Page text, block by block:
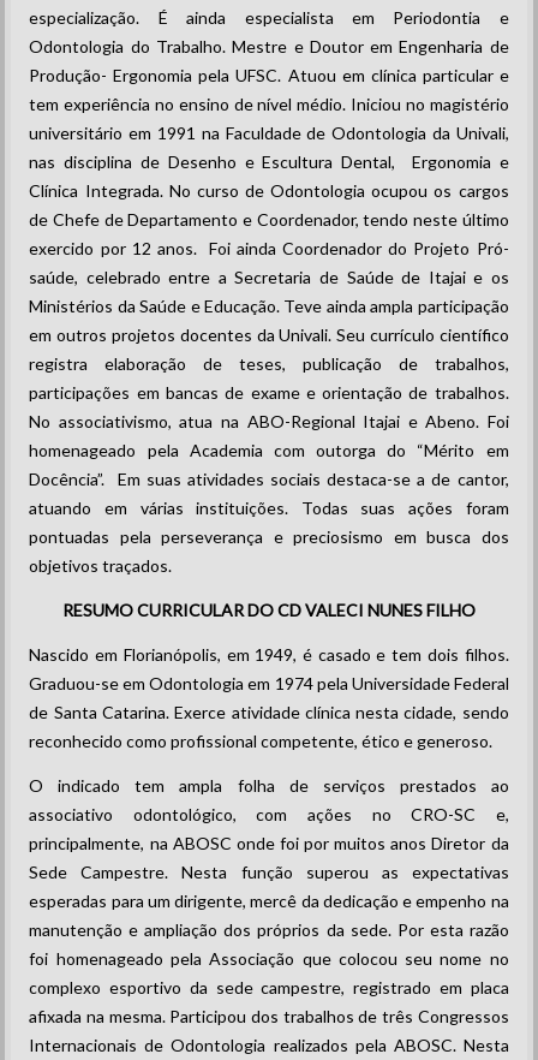
especialização. É ainda especialista em Periodontia e
Odontologia do Trabalho. Mestre e Doutor em Engenharia de
Produção- Ergonomia pela UFSC. Atuou em clínica particular e
tem experiência no ensino de nível médio. Iniciou no magistério
universitário em 1991 na Faculdade de Odontologia da Univali,
nas disciplina de Desenho e Escultura Dental, Ergonomia e
Clínica Integrada. No curso de Odontologia ocupou os cargos
de Chefe de Departamento e Coordenador, tendo neste último
exercido por 12 anos. Foi ainda Coordenador do Projeto Pró-
saúde, celebrado entre a Secretaria de Saúde de Itajai e os
Ministérios da Saúde e Educação. Teve ainda ampla participação
em outros projetos docentes da Univali. Seu currículo científico
registra elaboração de teses, publicação de trabalhos,
participações em bancas de exame e orientação de trabalhos.
No associativismo, atua na ABO-Regional Itajai e Abeno. Foi
homenageado pela Academia com outorga do “Mérito em
Docência”. Em suas atividades sociais destaca-se a de cantor,
atuando em várias instituições. Todas suas ações foram
pontuadas pela perseverança e preciosismo em busca dos
objetivos traçados.
RESUMO CURRICULAR DO CD VALECI NUNES FILHO
Nascido em Florianópolis, em 1949, é casado e tem dois filhos.
Graduou-se em Odontologia em 1974 pela Universidade Federal
de Santa Catarina. Exerce atividade clínica nesta cidade, sendo
reconhecido como profissional competente, ético e generoso.
O indicado tem ampla folha de serviços prestados ao
associativo odontológico, com ações no CRO-SC e,
principalmente, na ABOSC onde foi por muitos anos Diretor da
Sede Campestre. Nesta função superou as expectativas
esperadas para um dirigente, mercê da dedicação e empenho na
manutenção e ampliação dos próprios da sede. Por esta razão
foi homenageado pela Associação que colocou seu nome no
complexo esportivo da sede campestre, registrado em placa
afixada na mesma. Participou dos trabalhos de três Congressos
Internacionais de Odontologia realizados pela ABOSC. Nesta